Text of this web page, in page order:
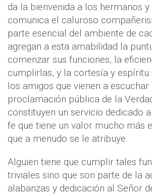
da la bienvenida a los hermanos y
comunica el caluroso
parte esencial del ambiente de
agregan a esta amabilidad la
comenzar sus funciones, la
cumplirlas, y la cortesía y espíritu
los amigos que vienen a escuchar
proclamación pública de la
constituyen un servicio dedicado
fe que tiene un valor mucho más
que a menudo se le atribuye.
Alguien tiene que cumplir tales
triviales sino que son parte de la
alabanzas y dedicación al Señor